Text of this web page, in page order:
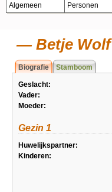
Algemeen Personen
Betje Wolf
Biografie Stamboom
Geslacht:
Vader:
Moeder:
Gezin 1
Huwelijkspartner:
Kinderen: